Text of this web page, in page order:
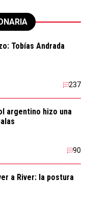
Tobías Andrada
237
argentino hizo una
90
a River: la postura